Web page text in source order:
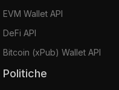
EVM Wallet API
DeFi API
Bitcoin (xPub) Wallet API
Politiche